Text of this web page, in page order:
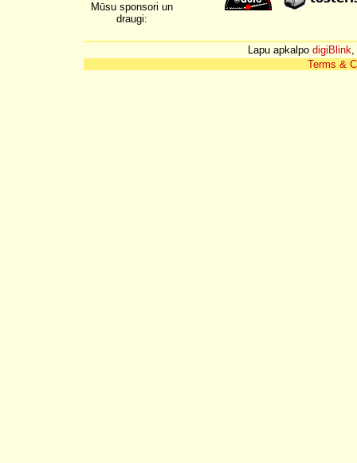
Mūsu sponsori un
draugi:
Lapu apkalpo digiBlink,
Terms &